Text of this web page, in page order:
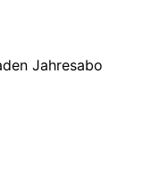
Jahresabo